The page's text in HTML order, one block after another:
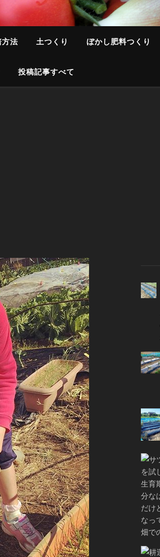
法 土つくり ぼかし肥料つくり
投稿記事すべて